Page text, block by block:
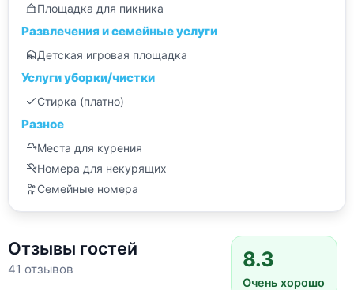
Площадка для пикника
Развлечения и семейные услуги
Детская игровая площадка
Услуги уборки/чистки
Стирка (платно)
Разное
Места для курения
Номера для некурящих
Семейные номера
Отзывы гостей
41 отзывов 8.3
Очень хорошо